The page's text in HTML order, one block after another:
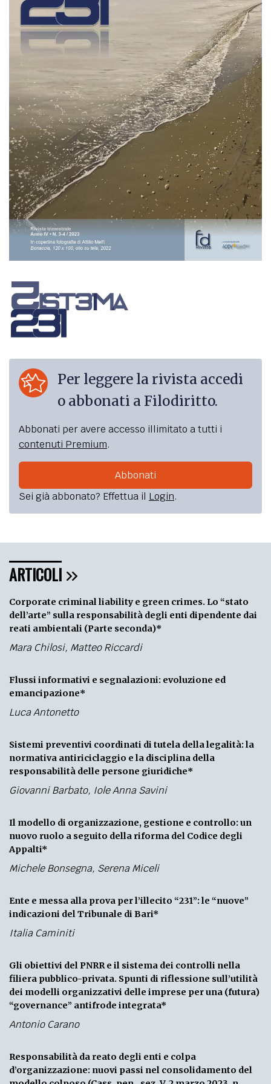
CODICI RUBRICHE LIBRI PROCEEDINGS PUBBLICITÀ CONTATTI
SOCIAL MEDIA
Per leggere la rivista accedi
o abbonati a Filodiritto.
Abbonati per avere accesso illimitato a tutti i
contenuti Premium.
Abbonati
Sei già abbonato? Effettua il Login.
ARTICOLI
Corporate criminal liability e green crimes. Lo “stato
dell’arte” sulla responsabilità degli enti dipendente dai
reati ambientali (Parte seconda)*
Mara Chilosi, Matteo Riccardi
Flussi informativi e segnalazioni: evoluzione ed
emancipazione*
Luca Antonetto
Sistemi preventivi coordinati di tutela della legalità: la
normativa antiriciclaggio e la disciplina della
responsabilità delle persone giuridiche*
Giovanni Barbato, Iole Anna Savini
Il modello di organizzazione, gestione e controllo: un
nuovo ruolo a seguito della riforma del Codice degli
Appalti*
Michele Bonsegna, Serena Miceli
Ente e messa alla prova per l’illecito “231”: le “nuove”
indicazioni del Tribunale di Bari*
Italia Caminiti
Gli obiettivi del PNRR e il sistema dei controlli nella
filiera pubblico-privata. Spunti di riflessione sull’utilità
dei modelli organizzativi delle imprese per una (futura)
“governance” antifrode integrata*
Antonio Carano
Responsabilità da reato degli enti e colpa
d’organizzazione: nuovi passi nel consolidamento del